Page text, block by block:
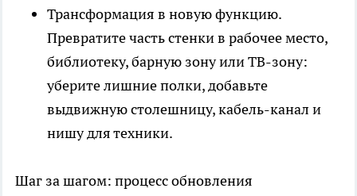
Трансформация в новую функцию.
Превратите часть стенки в рабочее место,
библиотеку, барную зону или ТВ-зону:
уберите лишние полки, добавьте
выдвижную столешницу, кабель-канал и
нишу для техники.
Шаг за шагом: процесс обновления